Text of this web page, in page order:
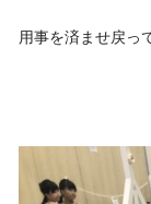
用事を済ませ戻っ